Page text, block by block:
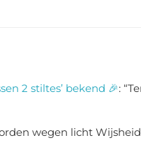
2 stiltes’ bekend 🎉: “
wegen licht